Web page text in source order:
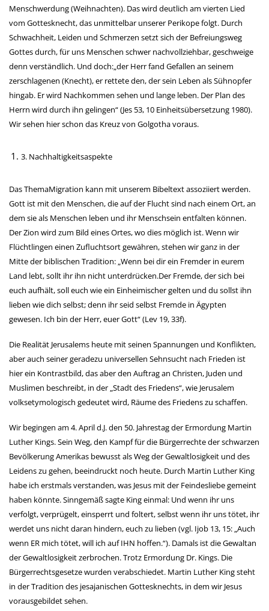
Menschwerdung (Weihnachten). Das wird deutlich am vierten Lied
vom Gottesknecht, das unmittelbar unserer Perikope folgt. Durch
Schwachheit, Leiden und Schmerzen setzt sich der Befreiungsweg
Gottes durch, für uns Menschen schwer nachvollziehbar, geschweige
denn verständlich. Und doch:„der Herr fand Gefallen an seinem
zerschlagenen (Knecht), er rettete den, der sein Leben als Sühnopfer
hingab. Er wird Nachkommen sehen und lange leben. Der Plan des
Herrn wird durch ihn gelingen“ (Jes 53, 10 Einheitsübersetzung 1980).
Wir sehen hier schon das Kreuz von Golgotha voraus.
3. Nachhaltigkeitsaspekte
Das ThemaMigration kann mit unserem Bibeltext assoziiert werden.
Gott ist mit den Menschen, die auf der Flucht sind nach einem Ort, an
dem sie als Menschen leben und ihr Menschsein entfalten können.
Der Zion wird zum Bild eines Ortes, wo dies möglich ist. Wenn wir
Flüchtlingen einen Zufluchtsort gewähren, stehen wir ganz in der
Mitte der biblischen Tradition: „Wenn bei dir ein Fremder in eurem
Land lebt, sollt ihr ihn nicht unterdrücken.Der Fremde, der sich bei
euch aufhält, soll euch wie ein Einheimischer gelten und du sollst ihn
lieben wie dich selbst; denn ihr seid selbst Fremde in Ägypten
gewesen. Ich bin der Herr, euer Gott“ (Lev 19, 33f).
Die Realität Jerusalems heute mit seinen Spannungen und Konflikten,
aber auch seiner geradezu universellen Sehnsucht nach Frieden ist
hier ein Kontrastbild, das aber den Auftrag an Christen, Juden und
Muslimen beschreibt, in der „Stadt des Friedens“, wie Jerusalem
volksetymologisch gedeutet wird, Räume des Friedens zu schaffen.
Wir begingen am 4. April d.J. den 50. Jahrestag der Ermordung Martin
Luther Kings. Sein Weg, den Kampf für die Bürgerrechte der schwarzen
Bevölkerung Amerikas bewusst als Weg der Gewaltlosigkeit und des
Leidens zu gehen, beeindruckt noch heute. Durch Martin Luther King
habe ich erstmals verstanden, was Jesus mit der Feindesliebe gemeint
haben könnte. Sinngemäß sagte King einmal: Und wenn ihr uns
verfolgt, verprügelt, einsperrt und foltert, selbst wenn ihr uns tötet, ihr
werdet uns nicht daran hindern, euch zu lieben (vgl. Ijob 13, 15: „Auch
wenn ER mich tötet, will ich auf IHN hoffen.“). Damals ist die Gewaltan
der Gewaltlosigkeit zerbrochen. Trotz Ermordung Dr. Kings. Die
Bürgerrechtsgesetze wurden verabschiedet. Martin Luther King steht
in der Tradition des jesajanischen Gottesknechts, in dem wir Jesus
vorausgebildet sehen.